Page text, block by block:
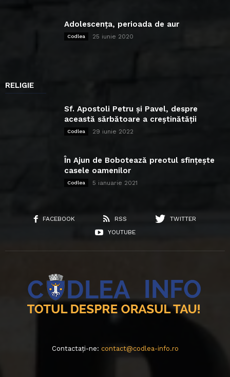
Adolescența, perioada de aur
Codlea 25 iunie 2020
RELIGIE
Sf. Apostoli Petru și Pavel, despre
această sărbătoare a creștinătății
Codlea 29 iunie 2022
În Ajun de Bobotează preotul sfințește
casele oamenilor
Codlea 5 ianuarie 2021
FACEBOOK RSS
TWITTER
YOUTUBE
Contactați-ne: contact@codlea-info.ro